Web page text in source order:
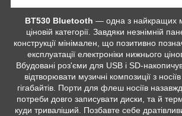
BT530 Bluetooth — одна з найкращих
ціновій категорії. Завдяки незнімній
конструкції мінімален, що позитивно
експлуатації електроніки нижнього
Вбудовані роз'єми для USB і SD-
відтворювати музичні композиції з
гігабайтів. Порти для флеш носіїв
потреби довго записувати диски, та й
куди триваліший. Позбавте себе